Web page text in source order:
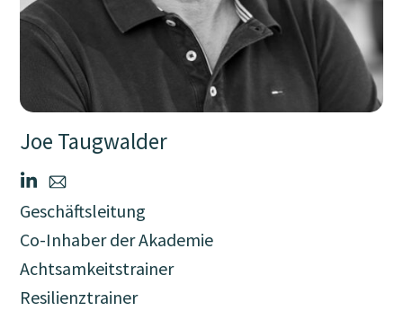
Joe Taugwalder
Geschäftsleitung
Co-Inhaber der Akademie
Achtsamkeitstrainer
Resilienztrainer